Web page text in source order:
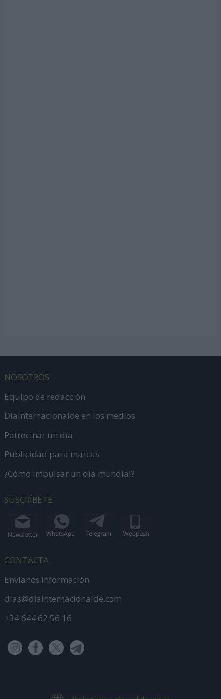
NOSOTROS
Equipo de redacción
DiaInternacionalde en los medios
Patrocinar un día
Publicidad para marcas
¿Cómo impulsar un día mundial?
SUSCRÍBETE
CONTACTA
Envíanos información
dias@diainternacionalde.com
+34 644 62 56 16